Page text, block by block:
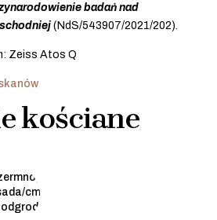
badań nad
(NdS/543907/2021/202).
Zeiss Atos Q
kościane
stan. 3 -
cmentarzysko
Dalsze"